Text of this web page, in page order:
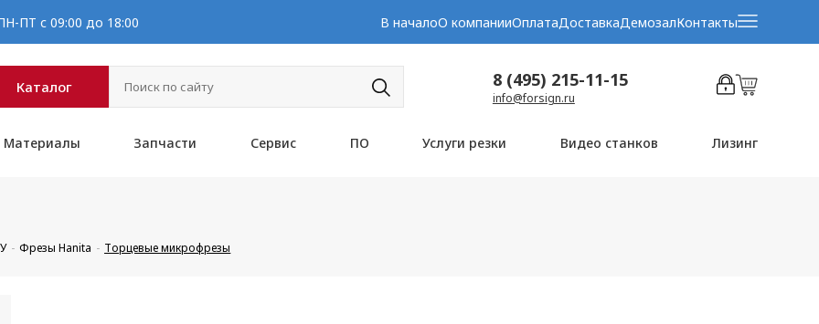
ПТ с 09:00 до 18:00 В началоО компанииОплатаДоставкаДемозалКонтакты
Каталог 8 (495) 215-11-15
info@forsign.ru
Материалы Запчасти Сервис ПО Услуги резки Видео станков Лизинг
Фрезы Hanita Торцевые микрофрезы